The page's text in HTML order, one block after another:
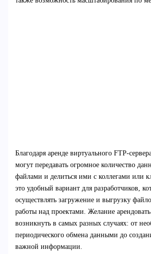
Благодаря аренде виртуального FTP-
могут передавать огромное количество
файлами и делиться ими с коллегами или
это удобный вариант для разработчиков,
осуществлять загружение и выгрузку
работы над проектами. Желание
возникнуть в самых разных случаях: от
периодического обмена данными до
важной информации.